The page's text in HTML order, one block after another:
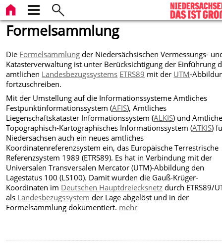
Formelsammlung
Die Formelsammlung der Niedersächsischen Vermessungs-
Katasterverwaltung ist unter Berücksichtigung der Einführung
amtlichen Landesbezugssystems ETRS89 mit der UTM-
fortzuschreiben.
Mit der Umstellung auf die Informationssysteme Amtliches
Festpunktinformationssystem (AFIS), Amtliches
Liegenschaftskataster Informationssystem (ALKIS) und
Topographisch-Kartographisches Informationssystem (ATKIS)
Niedersachsen auch ein neues amtliches
Koordinatenreferenzsystem ein, das Europäische Terrestrische
Referenzsystem 1989 (ETRS89). Es hat in Verbindung mit der
Universalen Transversalen Mercator (UTM)-Abbildung den
Lagestatus 100 (LS100). Damit wurden die Gauß-Krüger-
Koordinaten im Deutschen Hauptdreiecksnetz durch ETRS89/
als Landesbezugssystem der Lage abgelöst und in der
Formelsammlung dokumentiert. mehr